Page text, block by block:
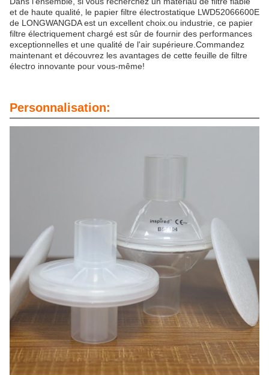
et de haute qualité, le papier filtre électrostatique LWD52066600E
de LONGWANGDA est un excellent choix.ou industrie, ce papier
filtre électriquement chargé est sûr de fournir des performances
exceptionnelles et une qualité de l'air supérieure.Commandez
maintenant et découvrez les avantages de cette feuille de filtre
électro innovante pour vous-même!
Personnalisation: